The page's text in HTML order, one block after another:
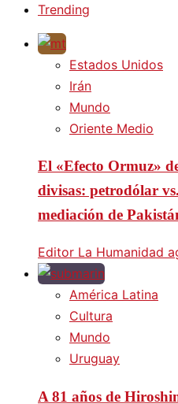
Trending
Estados Unidos
Irán
Mundo
Oriente Medio
El «Efecto Ormuz»
divisas: petrodólar
mediación de
Editor La Humanidad
América Latina
Cultura
Mundo
Uruguay
A 81 años de